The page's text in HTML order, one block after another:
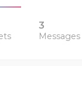
3
Messages